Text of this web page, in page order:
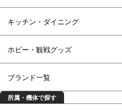
キッチン・ダイニング
ホビー・観戦グッズ
ブランド一覧
所属・機体で探す